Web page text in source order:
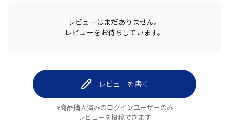
レビューはまだありません。
レビューをお待ちしています。
レビューを書く
※商品購入済みのログインユーザーのみ
レビューを投稿できます